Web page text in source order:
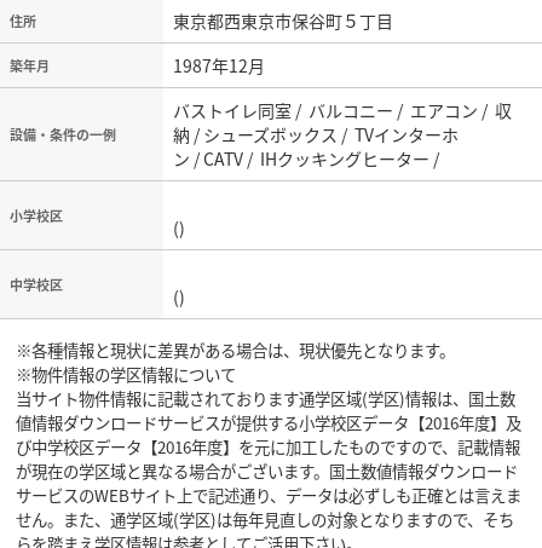
住所 東京都西東京市保谷町５丁目
築年月 1987年12月
設備・条件の一例
バストイレ同室 / バルコニー / エアコン / 収
納 / シューズボックス / TVインターホ
ン / CATV / IHクッキングヒーター /
小学校区 ()
中学校区 ()
※各種情報と現状に差異がある場合は、現状優先となります。
※物件情報の学区情報について
当サイト物件情報に記載されております通学区域(学区)情報は、国土数
値情報ダウンロードサービスが提供する小学校区データ【2016年度】及
び中学校区データ【2016年度】を元に加工したものですので、記載情報
が現在の学区域と異なる場合がございます。国土数値情報ダウンロード
サービスのWEBサイト上で記述通り、データは必ずしも正確とは言えま
せん。また、通学区域(学区)は毎年見直しの対象となりますので、そち
らを踏まえ学区情報は参考としてご活用下さい。